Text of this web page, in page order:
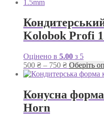
Kolobok Profi
Оцінено в 5.00 з 5
500 ₴ – 750 ₴Діапазон
цін:
500 ₴
до
Оберіть
Конусна
Horn